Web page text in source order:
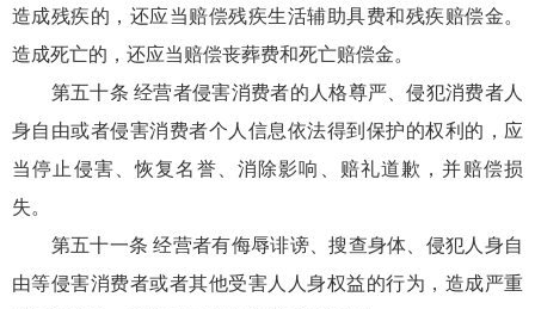
造成残疾的，还应当赔偿残疾生活辅助具费和残疾赔偿金。
造成死亡的，还应当赔偿丧葬费和死亡赔偿金。
第五十条 经营者侵害消费者的人格尊严、侵犯消费者人
身自由或者侵害消费者个人信息依法得到保护的权利的，应
当停止侵害、恢复名誉、消除影响、赔礼道歉，并赔偿损
失。
第五十一条 经营者有侮辱诽谤、搜查身体、侵犯人身自
由等侵害消费者或者其他受害人人身权益的行为，造成严重